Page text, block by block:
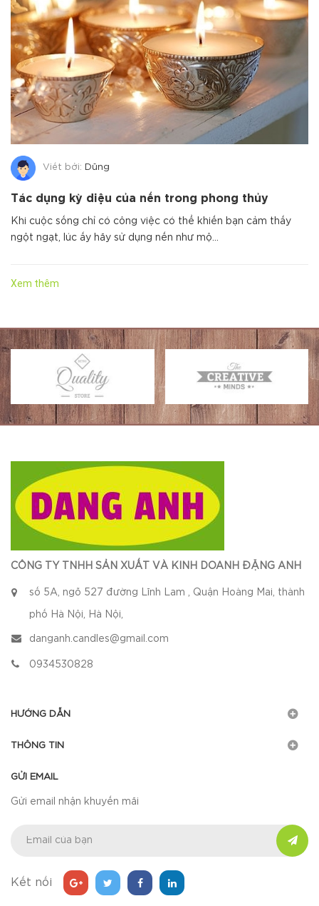
Viết bởi: Dũng
Tác dụng kỳ diệu của nến trong phong thủy
Khi cuộc sống chỉ có công việc có thể khiến bạn cảm thấy
ngột ngạt, lúc ấy hãy sử dụng nến như mộ...
Xem thêm
CÔNG TY TNHH SẢN XUẤT VÀ KINH DOANH ĐẶNG ANH
số 5A, ngõ 527 đường Lĩnh Lam , Quận Hoàng Mai, thành
phố Hà Nội, Hà Nội,
danganh.candles@gmail.com
0934530828
HƯỚNG DẪN
THÔNG TIN
GỬI EMAIL
Gửi email nhận khuyến mãi
Kết nối